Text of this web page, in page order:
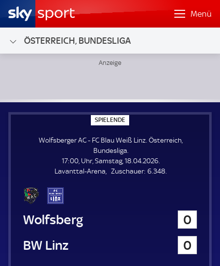
Menü
ÖSTERREICH, BUNDESLIGA
SPIELENDE
P
E
E
N
D
E
Wolfsberger AC - FC Blau Weiß Linz. Österreich,
Bundesliga.
17:00, Uhr, Samstag, 18.04.2026.
Lavanttal-Arena
Zuschauer: Z
6.348.
Wolfsberger AC
0
FC Blau Weiß Linz
0